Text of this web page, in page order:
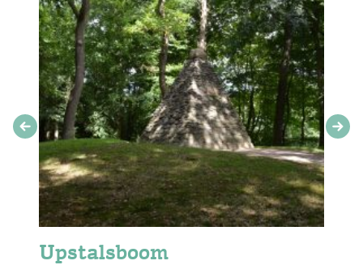
Upstalsboom